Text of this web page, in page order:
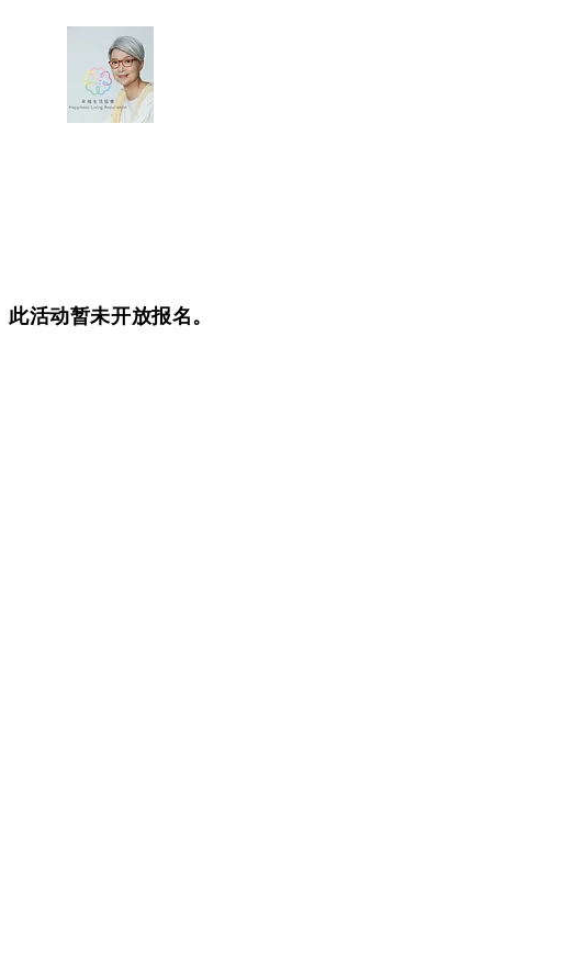
此活动暂未开放报名。